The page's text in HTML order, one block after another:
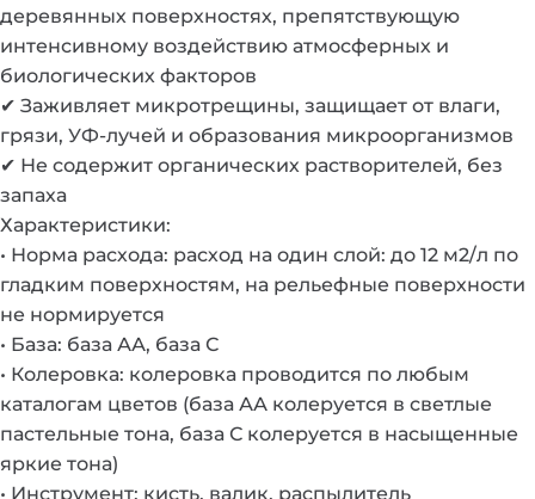
деревянных поверхностях, препятствующую
интенсивному воздействию атмосферных и
биологических факторов
✔ Заживляет микротрещины, защищает от влаги,
грязи, УФ-лучей и образования микроорганизмов
✔ Не содержит органических растворителей, без
запаха
Характеристики:
• Норма расхода: расход на один слой: до 12 м2/л по
гладким поверхностям, на рельефные поверхности
не нормируется
• База: база АА, база С
• Колеровка: колеровка проводится по любым
каталогам цветов (база АА колеруется в светлые
пастельные тона, база С колеруется в насыщенные
яркие тона)
• Инструмент: кисть, валик, распылитель